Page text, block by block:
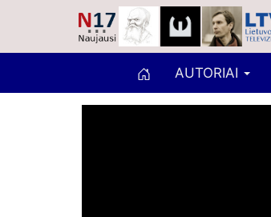
AUTORIAI